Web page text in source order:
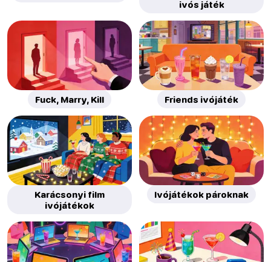
ivós játék
Fuck, Marry, Kill Friends ivójáték
Karácsonyi film
ivójátékok
Ivójátékok pároknak